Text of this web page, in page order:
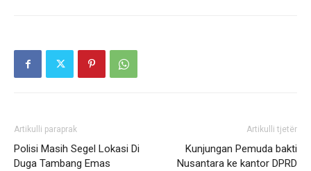
Artikulli paraprak
Polisi Masih Segel Lokasi Di
Duga Tambang Emas
Artikulli tjetër
Kunjungan Pemuda bakti
Nusantara ke kantor DPRD